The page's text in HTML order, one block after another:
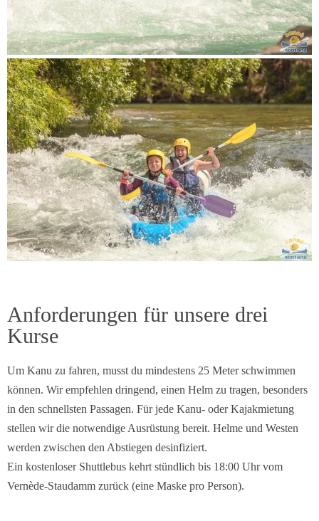
Anforderungen für unsere drei
Kurse
Um Kanu zu fahren, musst du mindestens 25 Meter schwimmen
können. Wir empfehlen dringend, einen Helm zu tragen, besonders
in den schnellsten Passagen. Für jede Kanu- oder Kajakmietung
stellen wir die notwendige Ausrüstung bereit. Helme und Westen
werden zwischen den Abstiegen desinfiziert.
Ein kostenloser Shuttlebus kehrt stündlich bis 18:00 Uhr vom
Vernède-Staudamm zurück (eine Maske pro Person).